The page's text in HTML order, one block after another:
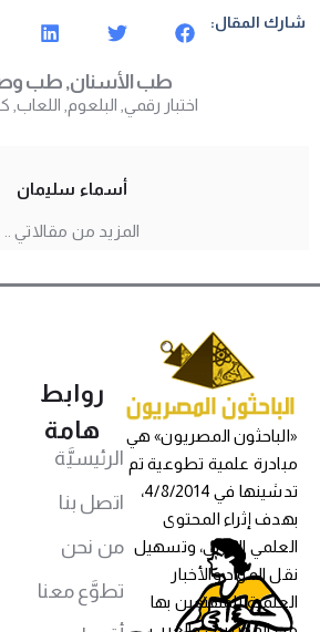
شارك المقال:
طب الأسنان, طب
اختبار رقمي البلعوم اللعاب
أسماء سليمان
المزيد من مقالاتي ..
«الباحثون المصريون» هي
مبادرة علمية تطوعية تم
تدشينها في 4/8/2014،
بهدف إثراء المحتوى
العلمي العربي، وتسهيل
نقل المواد والأخبار
العلمية للمهتمين بها
روابط
هامة
الرئيسيَّة
اتصل بنا
من نحن
تطوَّع معنا